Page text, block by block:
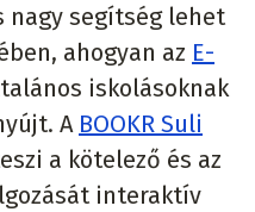
nagy segítség lehet
ahogyan az E-
iskolásoknak
A BOOKR Suli
a kötelező és az
interaktív